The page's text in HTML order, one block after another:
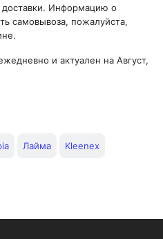
доставки. Информацию о
самовывоза, пожалуйста,
и актуален на Август,
Лайма Kleenex